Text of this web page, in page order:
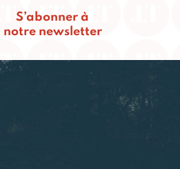
S’abonner à
notre newsletter